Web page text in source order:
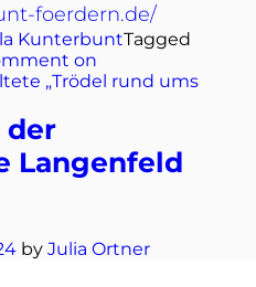
foerdern.de/
KunterbuntTagged
on
„Trödel rund ums
der
Langenfeld
by Julia Ortner